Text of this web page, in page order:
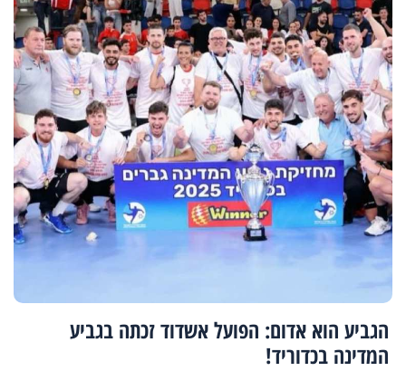
הגביע הוא אדום: הפועל אשדוד זכתה בגביע
המדינה בכדוריד!